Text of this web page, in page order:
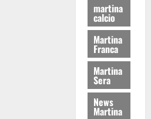
martina
calcio
Martina
Franca
Martina
Sera
News
Martina